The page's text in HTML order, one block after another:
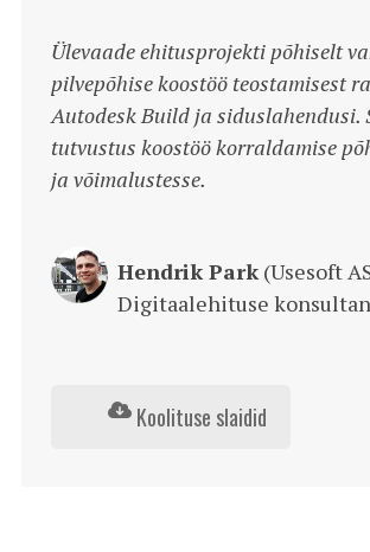
Ülevaade ehitusprojekti põhiselt
pilvepõhise koostöö teostamisest
Autodesk Build ja siduslahendusi.
tutvustus koostöö korraldamise
ja võimalustesse.
Hendrik Park(Usesoft
Digitaalehituse
Koolituse slaidid